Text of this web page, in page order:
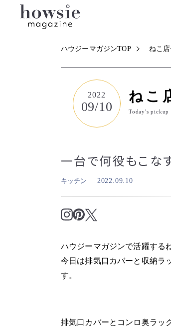
ハウジーマガジンTOP ねこ店
2022
09/10
ねこ
Today's pickup
一台で何役もこな
キッチン 2022.09.10
ハウジーマガジンで活躍する
今日は排気口カバーと収納ラ
す。
排気口カバーとコンロ奥ラッ